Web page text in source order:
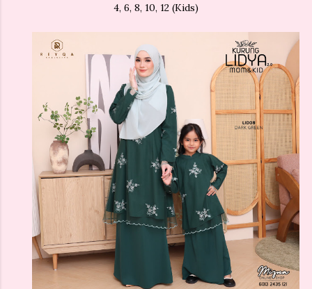
4, 6, 8, 10, 12 (Kids)